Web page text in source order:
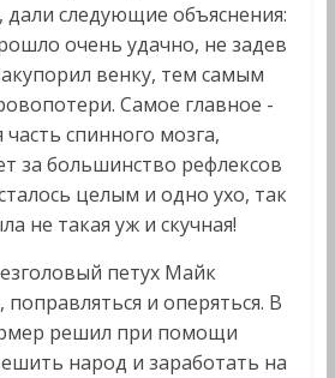
дали следующие объяснения:
очень удачно, не задев
венку, тем самым
Самое главное -
спинного мозга,
за большинство рефлексов
целым и одно ухо, так
не такая уж и скучная!
петух Майк
и оперяться. В
решил при помощи
народ и заработать на